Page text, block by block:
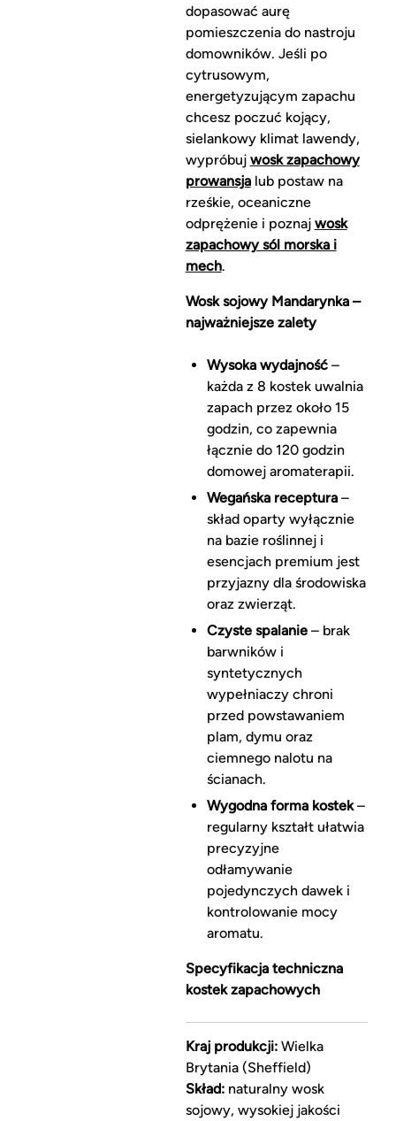
dopasować aurę
pomieszczenia do nastroju
domowników. Jeśli po
cytrusowym,
energetyzującym zapachu
chcesz poczuć kojący,
sielankowy klimat lawendy,
wypróbuj wosk zapachowy
prowansjalub postaw na
rześkie, oceaniczne
odprężenie i poznaj wosk
zapachowy sól morska i
mech.
Wosk sojowy Mandarynka –
najważniejsze zalety
Wysoka wydajność–
każda z 8 kostek uwalnia
zapach przez około 15
godzin, co zapewnia
łącznie do 120 godzin
domowej aromaterapii.
Wegańska receptura–
skład oparty wyłącznie
na bazie roślinnej i
esencjach premium jest
przyjazny dla środowiska
oraz zwierząt.
Czyste spalanie– brak
barwników i
syntetycznych
wypełniaczy chroni
przed powstawaniem
plam, dymu oraz
ciemnego nalotu na
ścianach.
Wygodna forma kostek–
regularny kształt ułatwia
precyzyjne
odłamywanie
pojedynczych dawek i
kontrolowanie mocy
aromatu.
Specyfikacja techniczna
kostek zapachowych
Kraj produkcji:Wielka
Brytania (Sheffield)
Skład:naturalny wosk
sojowy, wysokiej jakości